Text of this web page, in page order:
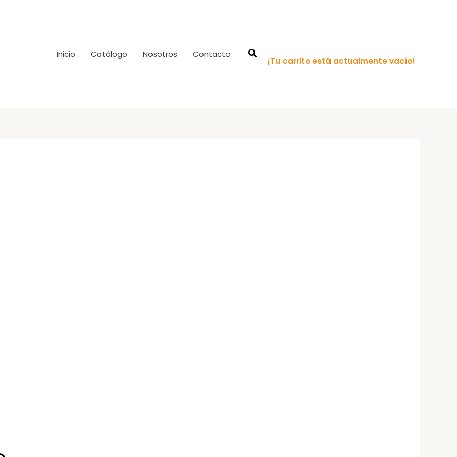
Inicio
Catálogo Nosotros Contacto
¡Tu carrito está actualmente vacío!